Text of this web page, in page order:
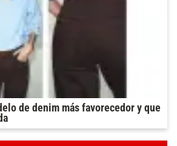
de denim más favorecedor y que